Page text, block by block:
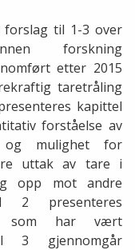
til 1-3 over
forskning
etter 2015
taretråling
kapittel
forståelse av
og mulighet for
uttak av tare i
opp mot andre
2 presenteres
som har vært
3 gjennomgår